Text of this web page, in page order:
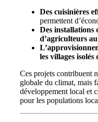
Des cuisinières
permettent
Des installations
d’agriculteurs
les villages
Ces projets contribuent
globale du climat, mais
développement local et
pour les populations